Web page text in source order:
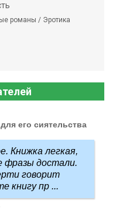
романы / Эротика
его сиятельства
Книжка легкая,
фразы достали.
говорит
книгу пр ...